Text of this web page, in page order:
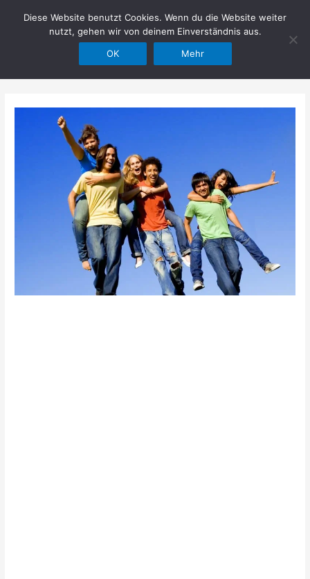
Hilfe im Netz
Diese Website benutzt Cookies. Wenn du die Website weiter
nutzt, gehen wir von deinem Einverständnis aus.
OK
Mehr